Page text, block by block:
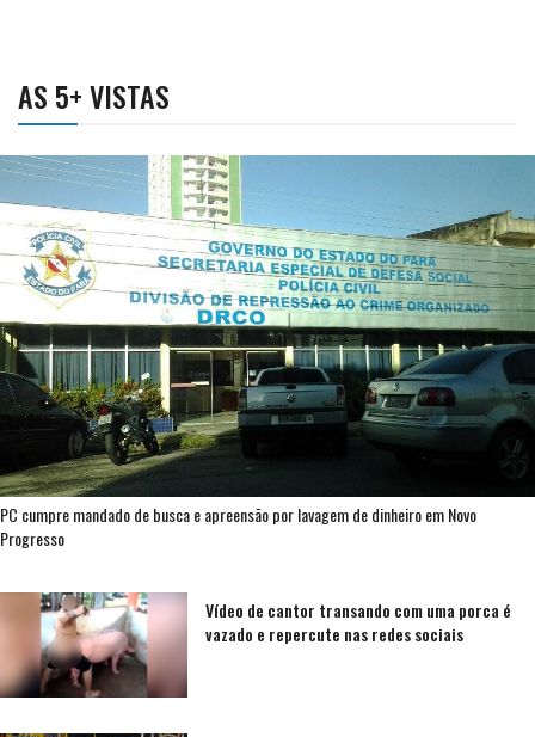
AS 5+ VISTAS
PC cumpre mandado de busca e apreensão por lavagem de dinheiro em Novo
Progresso
Vídeo de cantor transando com uma porca é
vazado e repercute nas redes sociais